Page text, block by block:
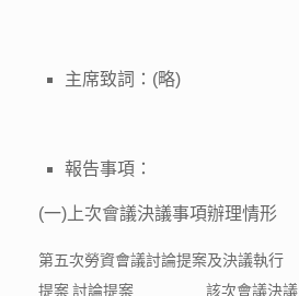
主席致詞：(略)
報告事項：
(一)上次會議決議事項辦理情形
第五次勞資會議討論提案及決議執行
提案討論提案 該次會議決議